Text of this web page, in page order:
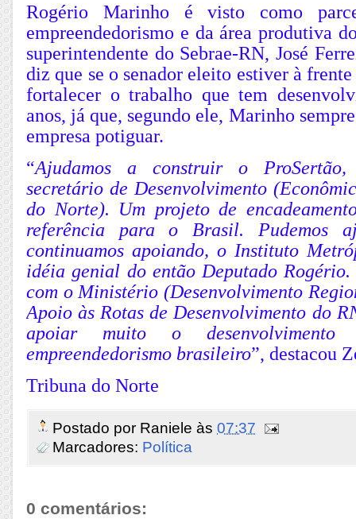
Rogério Marinho é visto como
empreendedorismo e da área produtiva
superintendente do Sebrae-RN, José
diz que se o senador eleito estiver à
fortalecer o trabalho que tem
anos, já que, segundo ele, Marinho
empresa potiguar.
“Ajudamos a construir o
secretário de Desenvolvimento
do Norte). Um projeto de
referência para o Brasil. Pudemos
continuamos apoiando, o Instituto
idéia genial do então Deputado Rogério.
com o Ministério (Desenvolvimento
Apoio às Rotas de Desenvolvimento do
apoiar muito o
empreendedorismo brasileiro”, destacou
Tribuna do Norte
Postado por Raniele às 07:37
Marcadores: Política
0 comentários: